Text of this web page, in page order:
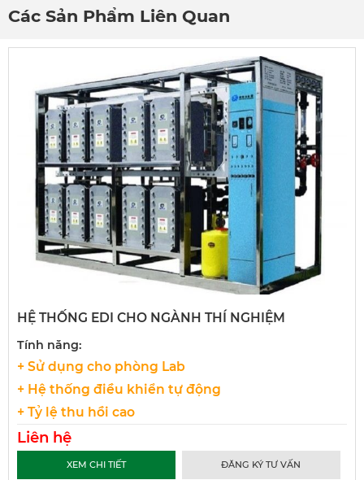
Các Sản Phẩm Liên Quan
HỆ THỐNG EDI CHO NGÀNH THÍ NGHIỆM
Tính năng:
+ Sử dụng cho phòng Lab
+ Hệ thống điều khiển tự động
+ Tỷ lệ thu hồi cao
Liên hệ
XEM CHI TIẾT ĐĂNG KÝ TƯ VẤN